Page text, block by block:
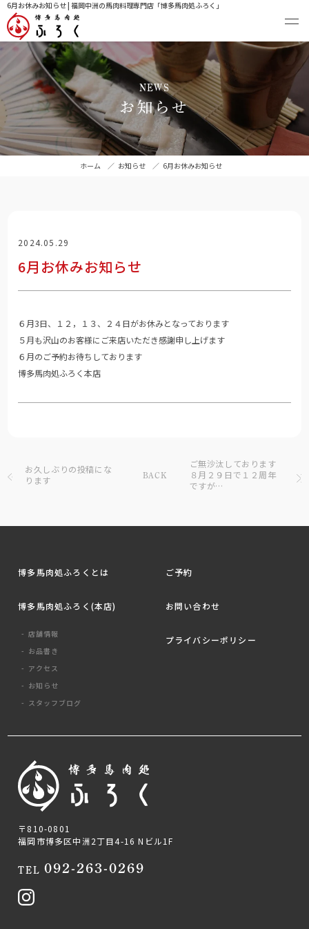
6月お休みお知らせ | 福岡中洲の馬肉料理専門店「博多馬肉処ふろく」
NEWS
お知らせ
ホーム ／ お知らせ ／ 6月お休みお知らせ
2024.05.29
6月お休みお知らせ
６月3日、１２，１３、２４日がお休みとなっております
５月も沢山のお客様にご来店いただき感謝申し上げます
６月のご予約お待ちしております
博多馬肉処ふろく本店
お久しぶりの投稿にな
ります
BACK
ご無沙汰しております
８月２９日で１２周年
ですが…
博多馬肉処ふろくとは
博多馬肉処ふろく(本店)
店舗情報
お品書き
アクセス
お知らせ
スタッフブログ
ご予約
お問い合わせ
プライバシーポリシー
〒810-0801
福岡市博多区中洲2丁目4-16 Nビル1F
TEL 092-263-0269